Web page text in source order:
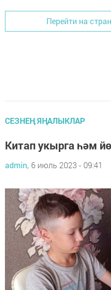
Перейти на
СЕЗНЕҢ ЯҢАЛЫКЛАР
Китап укырга һәм
admin, 6 июль 2023 - 09:41